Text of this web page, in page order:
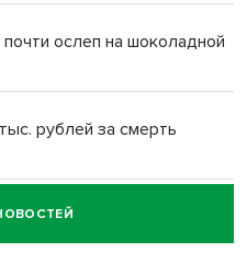
ослеп на шоколадной
рублей за смерть
за смерть